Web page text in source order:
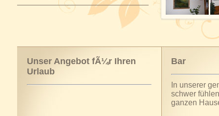
Unser Angebot fÃ¼r Ihren
Urlaub
Bar
In unserer
schwer
ganzen